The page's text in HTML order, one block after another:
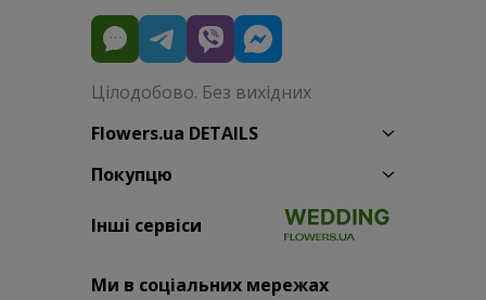
Цілодобово. Без вихідних
Flowers.ua DETAILS
Покупцю
Інші сервіси
Ми в соціальних мережах